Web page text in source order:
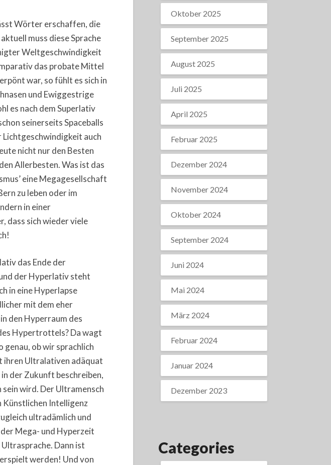
Wörter erschaffen, die
muss diese Sprache
Weltgeschwindigkeit
das probate Mittel
war, so fühlt es sich in
und Ewiggestrige
es nach dem Superlativ
seinerseits Spaceballs
Lichtgeschwindigkeit auch
nicht nur den Besten
Allerbesten. Was ist das
eine Megagesellschaft
zu leben oder im
in einer
dass sich wieder viele
das Ende der
der Hyperlativ steht
in eine Hyperlapse
mit dem eher
den Hyperraum des
Hypertrottels? Da wagt
genau, ob wir sprachlich
ihren Ultralativen adäquat
der Zukunft beschreiben,
wird. Der Ultramensch
Intelligenz
ultradämlich und
Mega- und Hyperzeit
Dann ist
werden! Und von
Oktober 2025
September 2025
August 2025
Juli 2025
April 2025
Februar 2025
Dezember 2024
November 2024
Oktober 2024
September 2024
Juni 2024
Mai 2024
März 2024
Februar 2024
Januar 2024
Dezember 2023
Categories